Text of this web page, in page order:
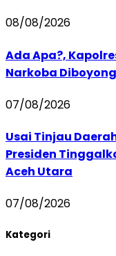
08/08/2026
Ada Apa?,
Narkoba
07/08/2026
Usai Tinjau
Presiden
Aceh Utara
07/08/2026
Kategori